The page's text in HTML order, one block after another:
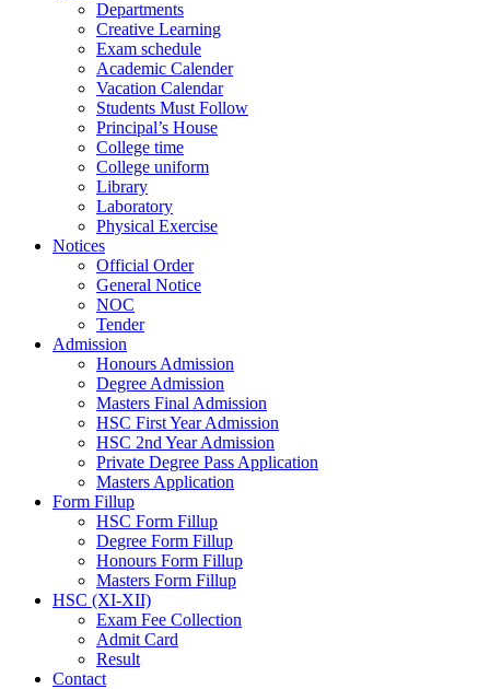
Departments
Creative Learning
Exam schedule
Academic Calender
Vacation Calendar
Students Must Follow
Principal’s House
College time
College uniform
Library
Laboratory
Physical Exercise
Notices
Official Order
General Notice
NOC
Tender
Admission
Honours Admission
Degree Admission
Masters Final Admission
HSC First Year Admission
HSC 2nd Year Admission
Private Degree Pass Application
Masters Application
Form Fillup
HSC Form Fillup
Degree Form Fillup
Honours Form Fillup
Masters Form Fillup
HSC (XI-XII)
Exam Fee Collection
Admit Card
Result
Contact